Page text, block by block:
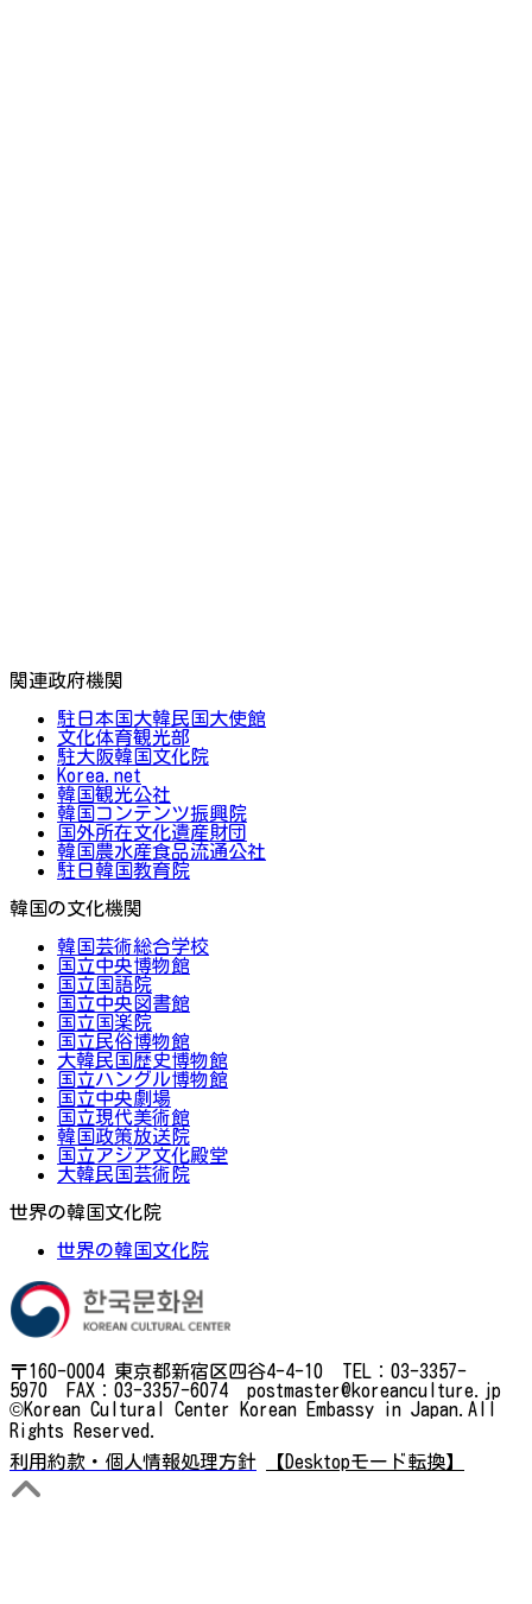
関連政府機関
駐日本国大韓民国大使館
文化体育観光部
駐大阪韓国文化院
Korea.net
韓国観光公社
韓国コンテンツ振興院
国外所在文化遺産財団
韓国農水産食品流通公社
駐日韓国教育院
韓国の文化機関
韓国芸術総合学校
国立中央博物館
国立国語院
国立中央図書館
国立国楽院
国立民俗博物館
大韓民国歴史博物館
国立ハングル博物館
国立中央劇場
国立現代美術館
韓国政策放送院
国立アジア文化殿堂
大韓民国芸術院
世界の韓国文化院
世界の韓国文化院
〒160-0004 東京都新宿区四谷4-4-10 TEL：03-3357-
5970 FAX：03-3357-6074 postmaster@koreanculture.jp
©Korean Cultural Center Korean Embassy in Japan.All
Rights Reserved.
利用約款・個人情報処理方針
【Desktopモード転換】